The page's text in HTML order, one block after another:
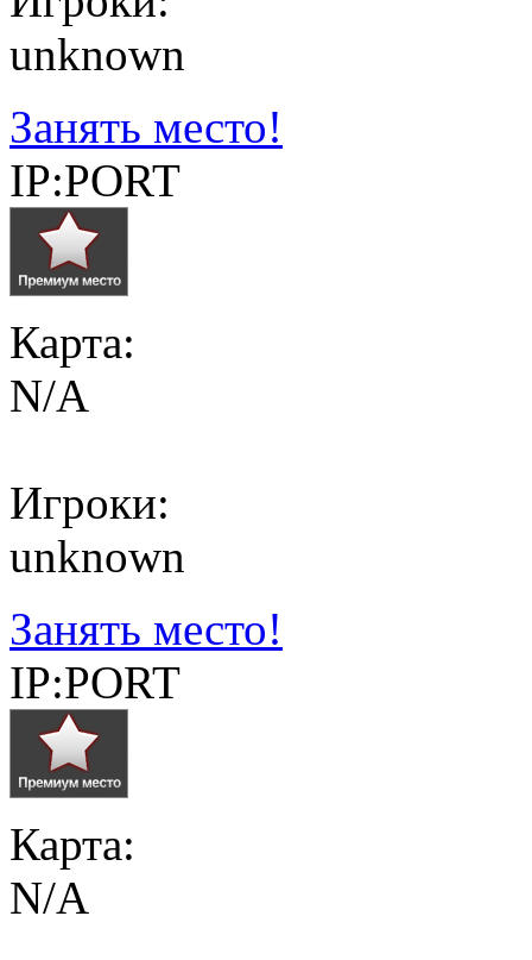
unknown
Занять место!
IP:PORT
Карта:
N/A
Игроки:
unknown
Занять место!
IP:PORT
Карта:
N/A